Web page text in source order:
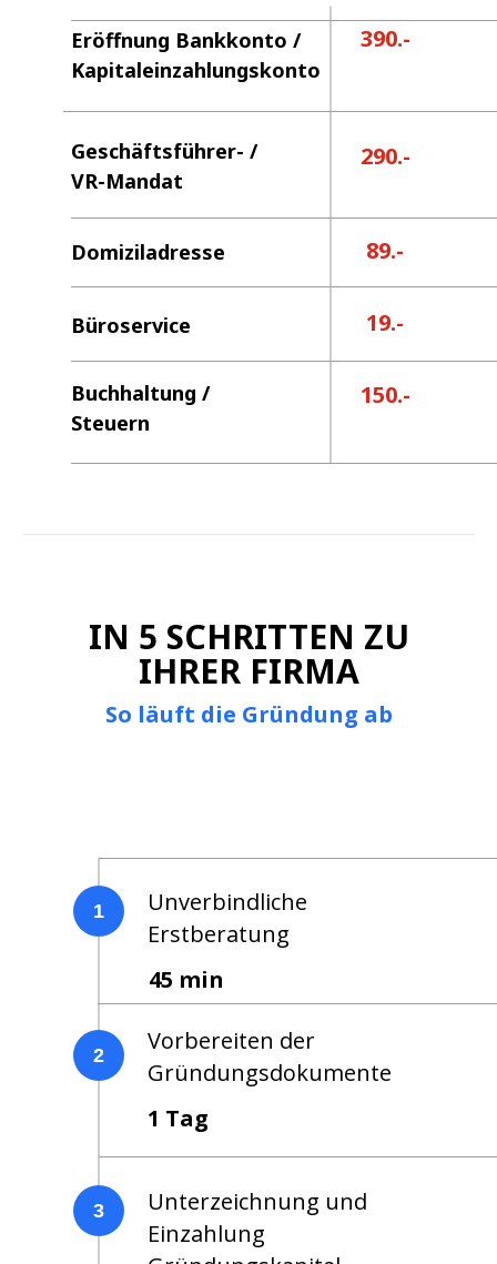
390.-
Eröffnung Bankkonto /
Kapitaleinzahlungskonto
290.-
Domiziladresse 89.-
Büroservice 19.-
Buchhaltung /
Steuern
150.-
Geschäftsführer- /
VR-Mandat
IN 5 SCHRITTEN ZU
IHRER FIRMA
So läuft die Gründung ab
1
Unverbindliche
Erstberatung
2
Vorbereiten der
Gründungsdokumente
3
Unterzeichnung und
Einzahlung
45 min
1 Tag